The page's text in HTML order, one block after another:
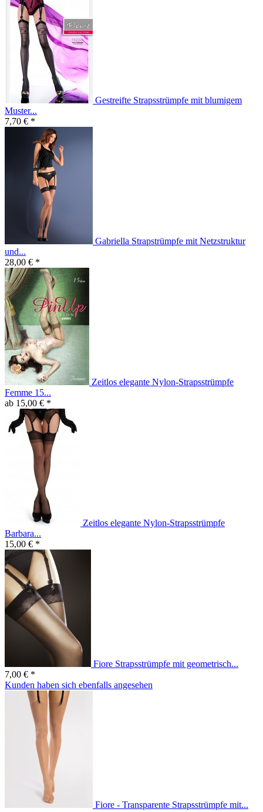
Gestreifte Strapsstrümpfe mit blumigem
Muster...
7,70 € *
Gabriella Strapstrümpfe mit Netzstruktur
und...
28,00 € *
Zeitlos elegante Nylon-Strapsstrümpfe
Femme 15...
ab 15,00 € *
Zeitlos elegante Nylon-Strapsstrümpfe
Barbara...
15,00 € *
Fiore Strapsstrümpfe mit geometrisch...
7,00 € *
Kunden haben sich ebenfalls angesehen
Fiore - Transparente Strapsstrümpfe mit...